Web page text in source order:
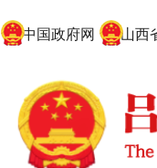
中国政府网 山西省